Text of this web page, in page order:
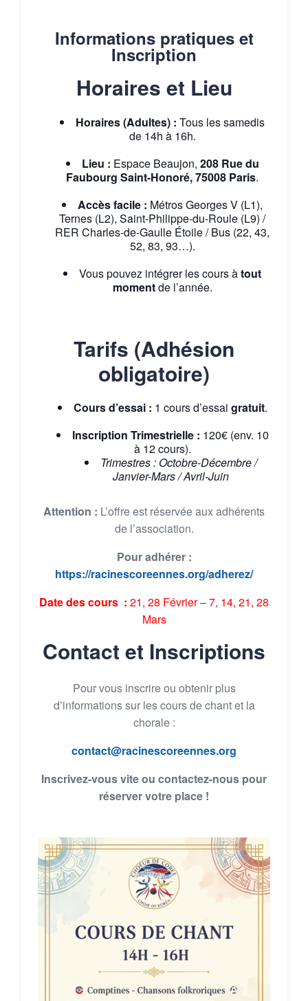
Informations pratiques et
Inscription
Horaires et Lieu
Horaires (Adultes) : Tous les samedis
de 14h à 16h.
Lieu : Espace Beaujon, 208 Rue du
Faubourg Saint-Honoré, 75008 Paris.
Accès facile : Métros Georges V (L1),
Ternes (L2), Saint-Philippe-du-Roule (L9) /
RER Charles-de-Gaulle Étoile / Bus (22, 43,
52, 83, 93…).
Vous pouvez intégrer les cours àtout
momentde l’année.
Tarifs (Adhésion
obligatoire)
Cours d’essai : 1 cours d’essai gratuit.
Inscription Trimestrielle : 120€ (env. 10
à 12 cours).
Trimestres : Octobre-Décembre /
Janvier-Mars / Avril-Juin
Attention : L’offre est réservée aux adhérents
de l’association.
Pour adhérer :
https://racinescoreennes.org/adherez/
Date des cours : 21, 28 Février – 7, 14, 21, 28
Mars
Contact et Inscriptions
Pour vous inscrire ou obtenir plus
d’informations sur les cours de chant et la
chorale :
contact@racinescoreennes.org
Inscrivez-vous vite ou contactez-nous pour
réserver votre place !